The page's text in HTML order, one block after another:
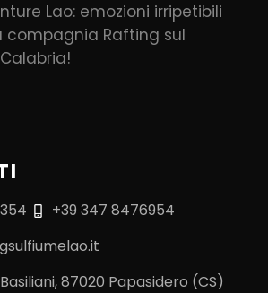
Lao: emozioni irripetibili
compagnia Rafting sul
+39 347 8476954
87020 Papasidero (CS)